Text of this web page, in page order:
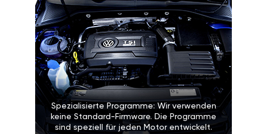
Spezialisierte Programme: Wir verwenden
keine Standard-Firmware. Die Programme
sind speziell für jeden Motor entwickelt.